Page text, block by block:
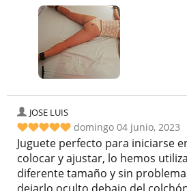
JOSE LUIS
domingo 04 junio, 2023
Juguete perfecto para iniciarse
colocar y ajustar, lo hemos
diferente tamaño y sin